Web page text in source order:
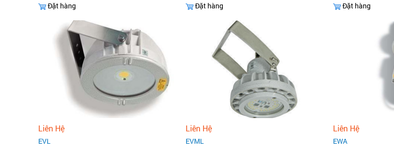
Đặt hàng Đặt hàng Đặt hàng
Liên Hệ
EVL
Liên Hệ
EVML
Liên Hệ
EWA